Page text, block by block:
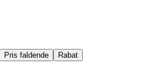
Pris faldende Rabat